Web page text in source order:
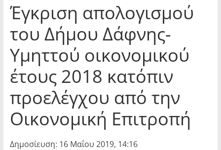
Έγκριση απολογισμού
του Δήμου Δάφνης-
Υμηττού οικονομικού
έτους 2018 κατόπιν
προελέγχου από την
Οικονομική Επιτροπή
Δημοσίευση: 16 Μαΐου 2019, 14:16